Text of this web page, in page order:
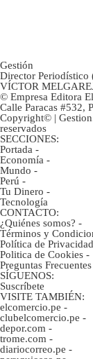
Gestión
Director Periodístico
VÍCTOR
© Empresa Editora
Calle Paracas #532,
Copyright© |
reservados
SECCIONES:
Portada -
Economía -
Mundo -
Perú -
Tu Dinero -
Tecnología
CONTACTO:
¿Quiénes somos? -
Términos y
Política de Privacidad
Politica de Cookies -
Preguntas Frecuentes
SÍGUENOS:
Suscríbete
VISITE TAMBIÉN:
elcomercio.pe -
clubelcomercio.pe -
depor.com -
trome.com -
diariocorreo.pe -